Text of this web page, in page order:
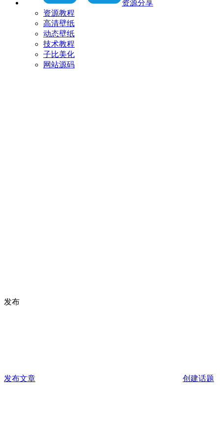
资源分享
资源教程
高清壁纸
动态壁纸
技术教程
子比美化
网站源码
发布
发布文章 创建话题